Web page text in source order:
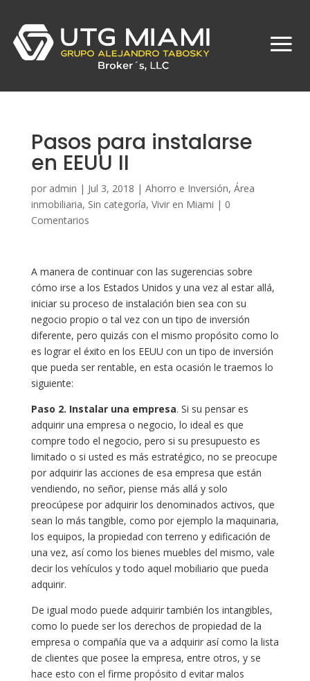
Pasos para instalarse
en EEUU II
por admin | Jul 3, 2018 | Ahorro e Inversión, Área
inmobiliaria, Sin categoría, Vivir en Miami | 0
Comentarios
A manera de continuar con las sugerencias sobre
cómo irse a los Estados Unidos y una vez al estar allá,
iniciar su proceso de instalación bien sea con su
negocio propio o tal vez con un tipo de inversión
diferente, pero quizás con el mismo propósito como lo
es lograr el éxito en los EEUU con un tipo de inversión
que pueda ser rentable, en esta ocasión le traemos lo
siguiente:
Paso 2. Instalar una empresa. Si su pensar es
adquirir una empresa o negocio, lo ideal es que
compre todo el negocio, pero si su presupuesto es
limitado o si usted es más estratégico, no se preocupe
por adquirir las acciones de esa empresa que están
vendiendo, no señor, piense más allá y solo
preocúpese por adquirir los denominados activos, que
sean lo más tangible, como por ejemplo la maquinaria,
los equipos, la propiedad con terreno y edificación de
una vez, así como los bienes muebles del mismo, vale
decir los vehículos y todo aquel mobiliario que pueda
adquirir.
De igual modo puede adquirir también los intangibles,
como lo puede ser los derechos de propiedad de la
empresa o compañía que va a adquirir así como la lista
de clientes que posee la empresa, entre otros, y se
hace esto con el firme propósito d evitar malos